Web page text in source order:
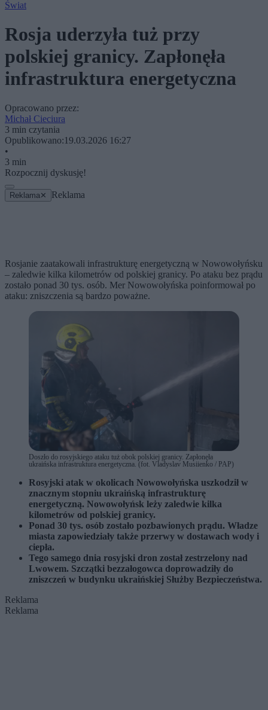
Świat
Rosja uderzyła tuż przy
polskiej granicy. Zapłonęła
infrastruktura energetyczna
Opracowano przez:
Michał Cieciura
3 min czytania
Opublikowano:19.03.2026 16:27
•
3 min
Rozpocznij dyskusję!
Reklama ✕ Reklama
Rosjanie zaatakowali infrastrukturę energetyczną w Nowowołyńsku
– zaledwie kilka kilometrów od polskiej granicy. Po ataku bez prądu
zostało ponad 30 tys. osób. Mer Nowowołyńska poinformował po
ataku: zniszczenia są bardzo poważne.
Doszło do rosyjskiego ataku tuż obok polskiej granicy. Zapłonęła
ukraińska infrastruktura energetyczna. (fot. Vladyslav Musiienko / PAP)
Rosyjski atak w okolicach Nowowołyńska uszkodził w
znacznym stopniu ukraińską infrastrukturę
energetyczną. Nowowołyńsk leży zaledwie kilka
kilometrów od polskiej granicy.
Ponad 30 tys. osób zostało pozbawionych prądu. Władze
miasta zapowiedziały także przerwy w dostawach wody i
ciepła.
Tego samego dnia rosyjski dron został zestrzelony nad
Lwowem. Szczątki bezzałogowca doprowadziły do
zniszczeń w budynku ukraińskiej Służby Bezpieczeństwa.
Reklama
Reklama